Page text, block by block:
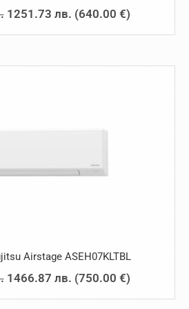
Original
price
1251.73 лв.Текущата
цена
(640.00 €)
Airstage ASEH07KLTBL
Original
price
1466.87 лв.Текущата
цена
(750.00 €)